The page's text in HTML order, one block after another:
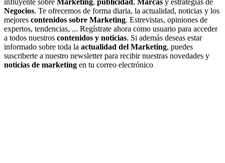
influyente sobre Marketing, publicidad , Marcas y estrategias de
Negocios. Te ofrecemos de forma diaria, la actualidad, noticias y los
mejores contenidos sobre Marketing. Estrevistas, opiniones de
expertos, tendencias, ... Regístrate ahora como usuario para acceder
a todos nuestros contenidos y noticias. Si además deseas estar
informado sobre toda la actualidad del Marketing, puedes
suscriberte a nuestro newsletter para recibir nuestras novedades y
noticias de marketing en tu correo electrónico